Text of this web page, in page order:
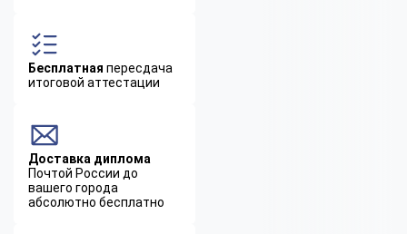
Бесплатная пересдача
итоговой аттестации
Доставка диплома
Почтой России до
вашего города
абсолютно бесплатно